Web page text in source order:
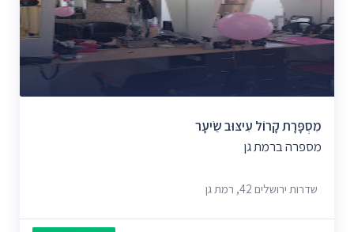
מִסְפָּרָת קָרוֹל עִיצּוּב שֵׂיעָר
מספרה ברמת גן
שדרות ירושלים 42, רמת גן